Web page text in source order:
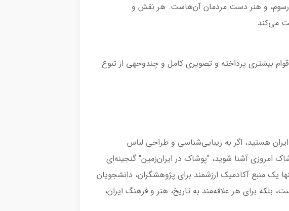
و رسوم، و هنر دست مردمان آن‌هاست. هر نقش و
می‌کند.
بیشتری پرداخته و تصویری کامل و چندوجهی از تنوع
هستید، اگر به زیبایی‌شناسی و طراحی لباس
امروزی آشنا شوید، "پوشاک در ایران‌زمین" گنجینه‌ای
یک منبع آکادمیک ارزشمند برای پژوهشگران، دانشجویان
بلکه برای هر علاقه‌مند به تاریخ، هنر و فرهنگ ایران،